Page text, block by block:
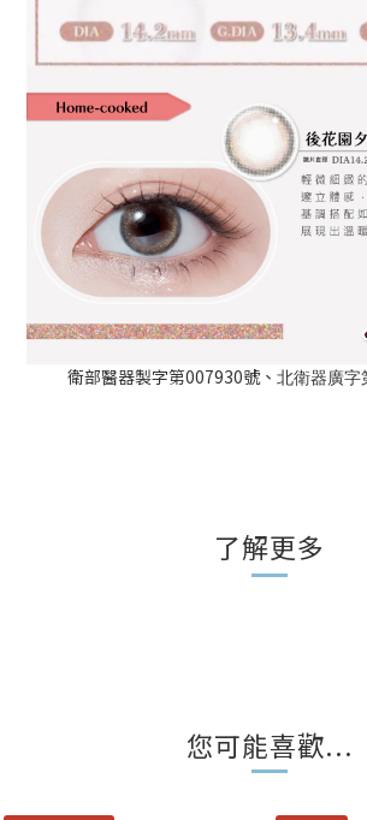
衛部醫器製字第007930號、 北衛器廣字
了解更多
您可能喜歡...